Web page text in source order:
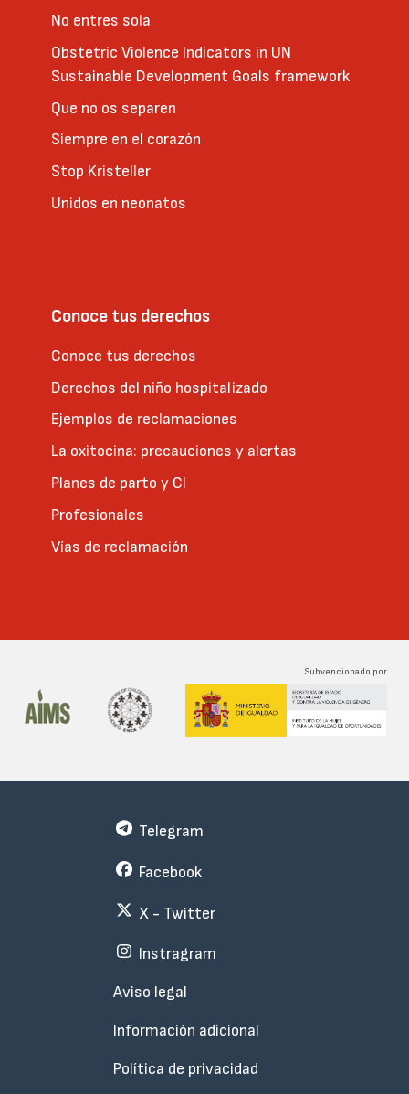
No entres sola
Obstetric Violence Indicators in UN
Sustainable Development Goals framework
Que no os separen
Siempre en el corazón
Stop Kristeller
Unidos en neonatos
Conoce tus derechos
Conoce tus derechos
Derechos del niño hospitalizado
Ejemplos de reclamaciones
La oxitocina: precauciones y alertas
Planes de parto y CI
Profesionales
Vías de reclamación
Subvencionado por
Subfooter
Telegram
Facebook
X - Twitter
Instragram
Aviso legal
Información adicional
Política de privacidad